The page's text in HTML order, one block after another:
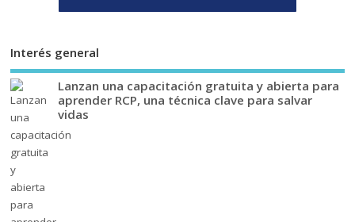
Interés general
Lanzan una capacitación gratuita y abierta para
aprender RCP, una técnica clave para salvar
vidas